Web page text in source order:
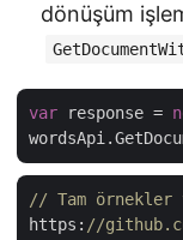
dönüşüm
var response =
// Tam
https: //